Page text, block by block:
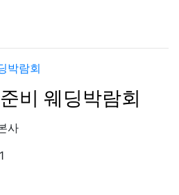
비 웨딩박람회
사